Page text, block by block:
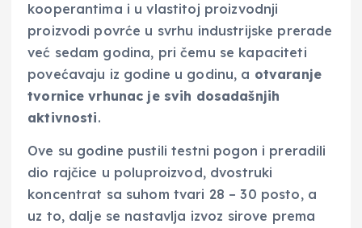
kooperantima i u vlastitoj proizvodnji
proizvodi povrće u svrhu industrijske prerade
već sedam godina, pri čemu se kapaciteti
povećavaju iz godine u godinu, a otvaranje
tvornice vrhunac je svih dosadašnjih
aktivnosti.
Ove su godine pustili testni pogon i preradili
dio rajčice u poluproizvod, dvostruki
koncentrat sa suhom tvari 28 – 30 posto, a
uz to, dalje se nastavlja izvoz sirove prema